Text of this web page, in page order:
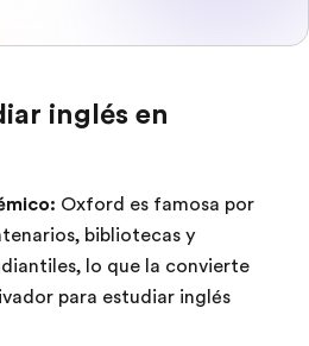
inglés en
Oxford es famosa por
bibliotecas y
lo que la convierte
para estudiar inglés